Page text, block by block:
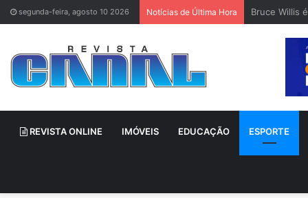
segunda-feira, agosto 10 2026 Notícias de Última Hora Bruce Willis
REVISTA ONLINE IMÓVEIS EDUCAÇÃO ESPORTE